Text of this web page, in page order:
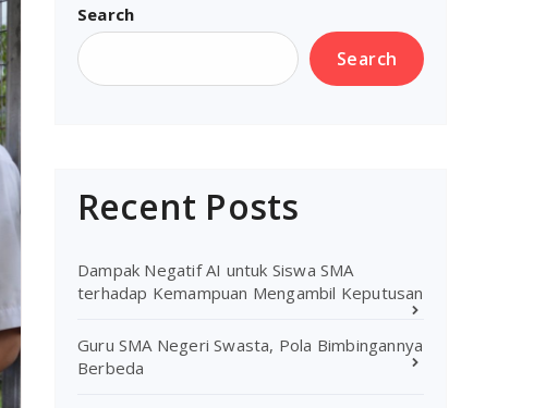
Search
Search
Recent Posts
Dampak Negatif AI untuk Siswa SMA
terhadap Kemampuan Mengambil Keputusan
Guru SMA Negeri Swasta, Pola Bimbingannya
Berbeda